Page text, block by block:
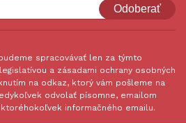
Odoberať
spracovávať len za týmto
a zásadami ochrany osobných
na odkaz, ktorý vám pošleme na
odvolať písomne, emailom
informačného emailu.